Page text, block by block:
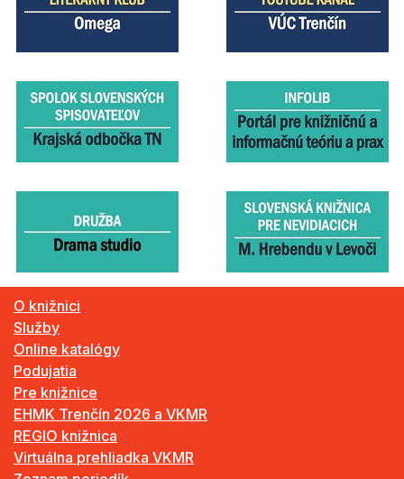
O knižnici
Služby
Online katalógy
Podujatia
Pre knižnice
EHMK Trenčín 2026 a VKMR
REGIO knižnica
Virtuálna prehliadka VKMR